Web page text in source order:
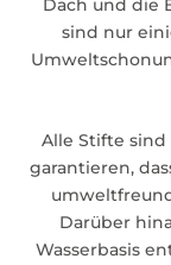
Dach und die
sind nur
Alle Stifte sind
garantieren,
Darüber
Wasserbasis